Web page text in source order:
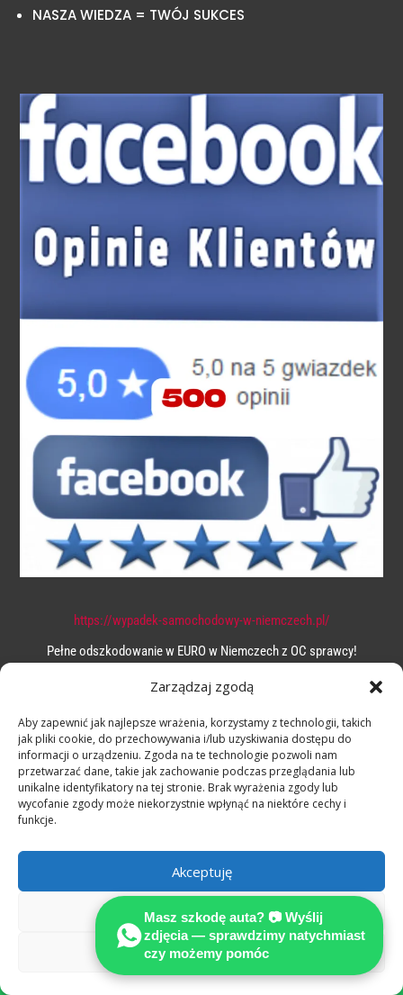
Zarządzaj zgodą
Aby zapewnić jak najlepsze wrażenia, korzystamy z technologii, takich
jak pliki cookie, do przechowywania i/lub uzyskiwania dostępu do
informacji o urządzeniu. Zgoda na te technologie pozwoli nam
przetwarzać dane, takie jak zachowanie podczas przeglądania lub
unikalne identyfikatory na tej stronie. Brak wyrażenia zgody lub
wycofanie zgody może niekorzystnie wpłynąć na niektóre cechy i
funkcje.
Akceptuję
Odmów
Zobacz preferencje
NASZA WIEDZA = TWÓJ SUKCES
https://wypadek-samochodowy-w-niemczech.pl/
Pełne odszkodowanie w EURO w Niemczech z OC sprawcy!
– ZAPYTAJ EKSPERTA !

Masz szkodę auta? 📷 Wyślij
zdjęcia — sprawdzimy natychmiast
czy możemy pomóc